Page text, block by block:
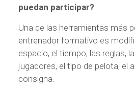
puedan participar?
Una de las herramientas más
entrenador formativo es
espacio, el tiempo, las reglas,
jugadores, el tipo de pelota, el
consigna.